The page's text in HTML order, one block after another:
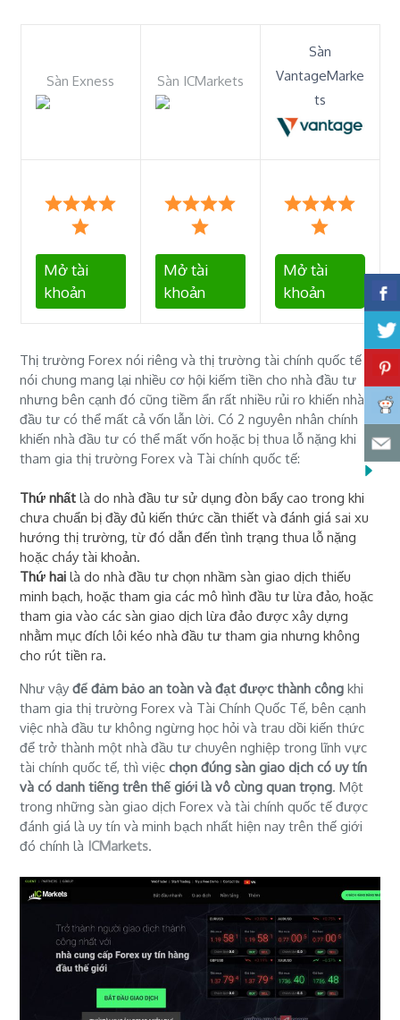
Sàn Exness Sàn ICMarkets
Sàn
VantageMarke
ts
Mở tài
khoản
Mở tài
khoản
Mở tài
khoản
Thị trường Forex nói riêng và thị trường tài chính quốc tế
nói chung mang lại nhiều cơ hội kiếm tiền cho nhà đầu tư
nhưng bên cạnh đó cũng tiềm ẩn rất nhiều rủi ro khiến nhà
đầu tư có thể mất cả vốn lẫn lời. Có 2 nguyên nhân chính
khiến nhà đầu tư có thể mất vốn hoặc bị thua lỗ nặng khi
tham gia thị trường Forex và Tài chính quốc tế:
Thứ nhất là do nhà đầu tư sử dụng đòn bẩy cao trong khi
chưa chuẩn bị đầy đủ kiến thức cần thiết và đánh giá sai xu
hướng thị trường, từ đó dẫn đến tình trạng thua lỗ nặng
hoặc cháy tài khoản.
Thứ hai là do nhà đầu tư chọn nhầm sàn giao dịch thiếu
minh bạch, hoặc tham gia các mô hình đầu tư lừa đảo, hoặc
tham gia vào các sàn giao dịch lừa đảo được xây dựng
nhằm mục đích lôi kéo nhà đầu tư tham gia nhưng không
cho rút tiền ra.
Như vậyđể đảm bảo an toàn và đạt được thành công khi
tham gia thị trường Forex và Tài Chính Quốc Tế, bên cạnh
việc nhà đầu tư không ngừng học hỏi và trau dồi kiến thức
để trở thành một nhà đầu tư chuyên nghiệp trong lĩnh vực
tài chính quốc tế, thì việcchọn đúng sàn giao dịch có uy tín
và có danh tiếng trên thế giới là vô cùng quan trọng. Một
trong những sàn giao dịch Forex và tài chính quốc tế được
đánh giá là uy tín và minh bạch nhất hiện nay trên thế giới
đó chính là ICMarkets.